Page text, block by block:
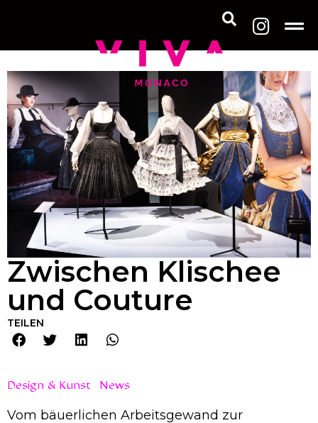
Zwischen Klischee
und Couture
TEILEN
Design & Kunst News
Vom bäuerlichen Arbeitsgewand zur